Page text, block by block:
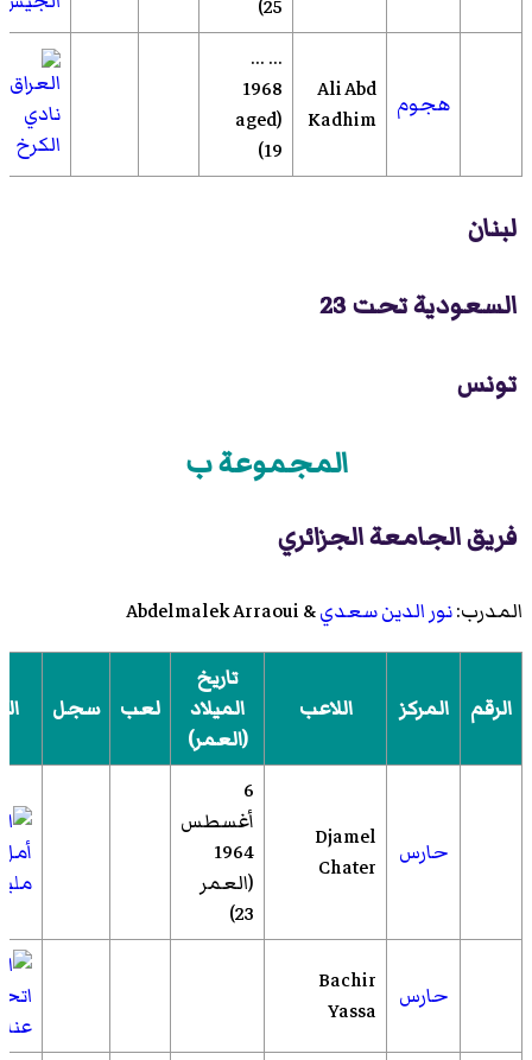
25)
هجوم
Ali Abd
Kadhim
... ...
1968
(aged
19)
نادي
الكرخ
لبنان
السعودية تحت 23
تونس
المجموعة ب
فريق الجامعة الجزائري
المدرب:نور الدين سعدي& Abdelmalek Arraoui
الرقم المركز اللاعب
تاريخ
الميلاد
(العمر)
لعب سجل
حارس
Djamel
Chater
6
أغسطس
1964
(العمر
23)
حارس
Bachir
Yassa